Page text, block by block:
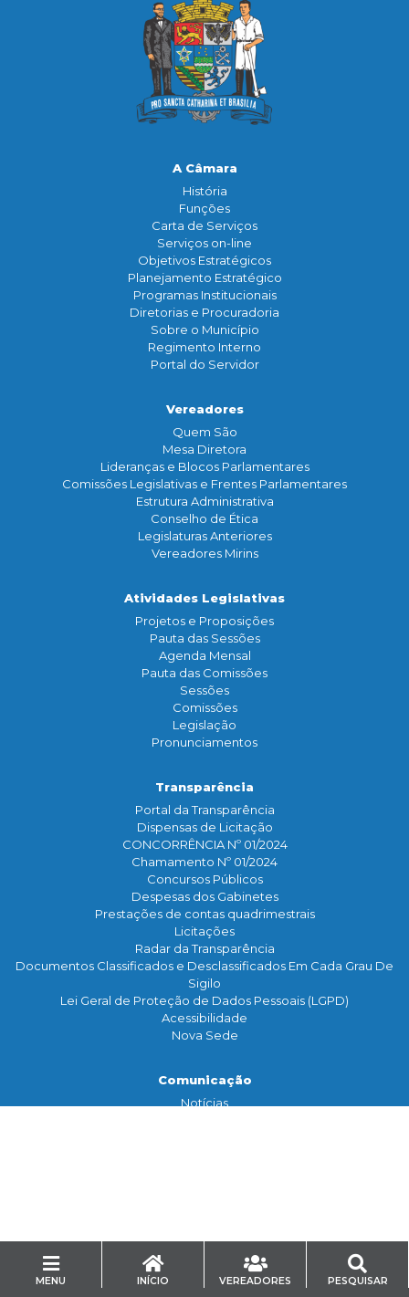
MENU INÍCIO VEREADORES PESQUISAR
A Câmara
História
Funçōes
Carta de Serviços
Serviços on-line
Objetivos Estratégicos
Planejamento Estratégico
Programas Institucionais
Diretorias e Procuradoria
Sobre o Município
Regimento Interno
Portal do Servidor
Vereadores
Quem São
Mesa Diretora
Lideranças e Blocos Parlamentares
Comissões Legislativas e Frentes Parlamentares
Estrutura Administrativa
Conselho de Ética
Legislaturas Anteriores
Vereadores Mirins
Atividades Legislativas
Projetos e Proposições
Pauta das Sessões
Agenda Mensal
Pauta das Comissões
Sessões
Comissões
Legislação
Pronunciamentos
Transparência
Portal da Transparência
Dispensas de Licitação
CONCORRÊNCIA Nº 01/2024
Chamamento Nº 01/2024
Concursos Públicos
Despesas dos Gabinetes
Prestações de contas quadrimestrais
Licitações
Radar da Transparência
Documentos Classificados e Desclassificados Em Cada Grau De
Sigilo
Lei Geral de Proteção de Dados Pessoais (LGPD)
Acessibilidade
Nova Sede
Comunicação
Notícias
Serviço de Informação
Mídias Sociais
Eventos/Inscrição